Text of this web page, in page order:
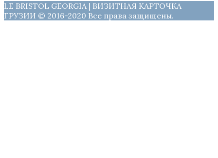
LE BRISTOL GEORGIA | ВИЗИТНАЯ КАРТОЧКА
ГРУЗИИ © 2016-2020 Все права защищены.